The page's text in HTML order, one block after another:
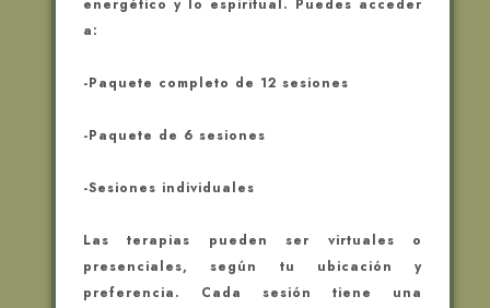
energético y lo espiritual. Puedes acceder
a:
-Paquete completo de 12 sesiones
-Paquete de 6 sesiones
-Sesiones individuales
Las terapias pueden ser virtuales o
presenciales, según tu ubicación y
preferencia. Cada sesión tiene una